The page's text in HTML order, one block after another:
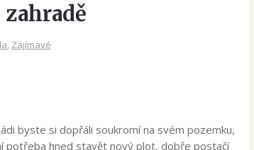
, Zajímavé
byste si dopřáli soukromí na svém pozemku,
potřeba hned stavět nový plot, dobře postačí